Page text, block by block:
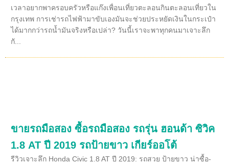
เวลาอยากพาครอบครัวหรือแก๊งเพื่อนเที่ยวตะลอนกินตะลอนเที่ยวใน
กรุงเทพ การเช่ารถไฟฟ้ามาขับเองมันจะช่วยประหยัดเงินในกระเป๋า
ได้มากกว่ารถน้ำมันจริงหรือเปล่า? วันนี้เราจะพาทุกคนมาเจาะลึก
กั...
ขายรถมือสอง ซื้อรถมือสอง รถรุ่น ฮอนด้า ซิวิค
1.8 AT ปี 2019 รถป้ายขาว เกียร์ออโต้
รีวิวเจาะลึก Honda Civic 1.8 AT ปี 2019: รถสวย ป้ายขาว น่าซื้อ-